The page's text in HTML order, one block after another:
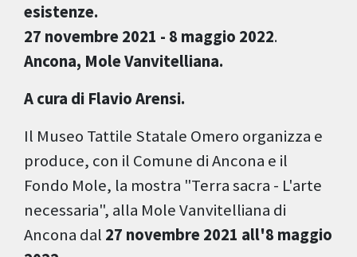
esistenze.
27 novembre 2021 - 8 maggio 2022.
Ancona, Mole Vanvitelliana.
A cura di Flavio Arensi.
Il Museo Tattile Statale Omero organizza e
produce, con il Comune di Ancona e il
Fondo Mole, la mostra "Terra sacra - L'arte
necessaria", alla Mole Vanvitelliana di
Ancona dal 27 novembre 2021 all'8 maggio